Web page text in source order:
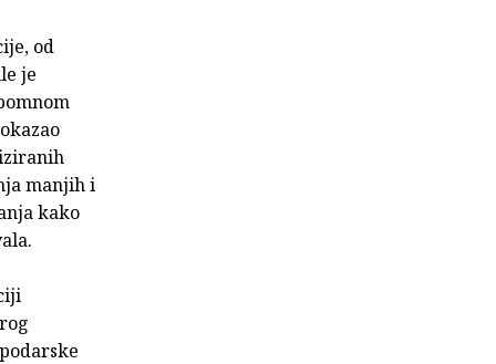
od
je
manjih i
kako